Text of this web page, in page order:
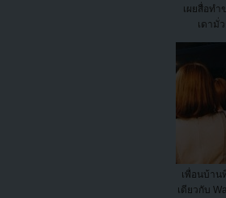
เผยสื่อทำ
เดามั่
เพื่อนบ้าน
เดียวกับ